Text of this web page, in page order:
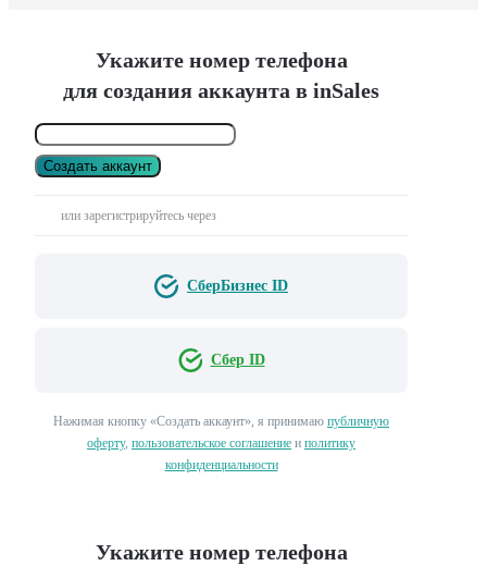
Укажите номер телефона
для создания аккаунта в inSales
Создать аккаунт
или зарегистрируйтесь через
СберБизнес ID
Сбер ID
Нажимая кнопку «Создать аккаунт», я принимаю публичную
оферту, пользовательское соглашение и политику
конфиденциальности
Укажите номер телефона